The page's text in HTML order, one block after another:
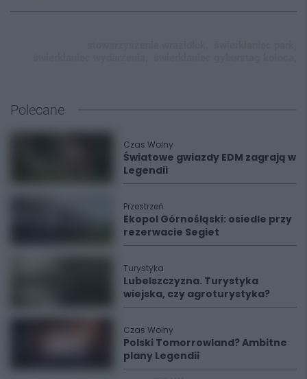
Polecane
Czas Wolny
Światowe gwiazdy EDM zagrają w
Legendii
Przestrzeń
Ekopol Górnośląski: osiedle przy
rezerwacie Segiet
Turystyka
Lubelszczyzna. Turystyka
wiejska, czy agroturystyka?
Czas Wolny
Polski Tomorrowland? Ambitne
plany Legendii